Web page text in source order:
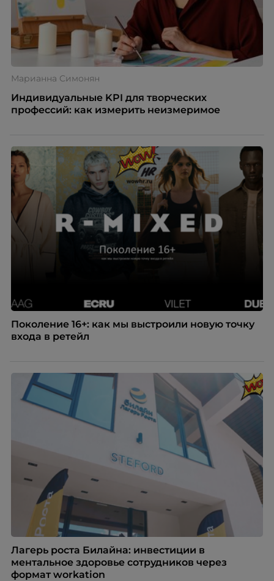
Марианна Симонян
Индивидуальные KPI для творческих
профессий: как измерить неизмеримое
Поколение 16+: как мы выстроили новую точку
входа в ретейл
Лагерь роста Билайна: инвестиции в
ментальное здоровье сотрудников через
формат workation